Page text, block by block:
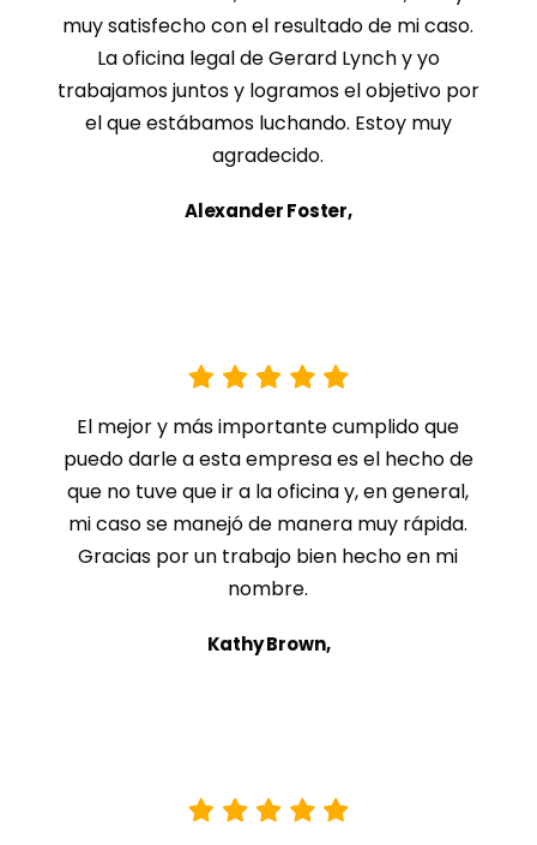
muy satisfecho con el resultado de mi caso.
La oficina legal de Gerard Lynch y yo
trabajamos juntos y logramos el objetivo por
el que estábamos luchando. Estoy muy
agradecido.
Alexander Foster,
El mejor y más importante cumplido que
puedo darle a esta empresa es el hecho de
que no tuve que ir a la oficina y, en general,
mi caso se manejó de manera muy rápida.
Gracias por un trabajo bien hecho en mi
nombre.
Kathy Brown,